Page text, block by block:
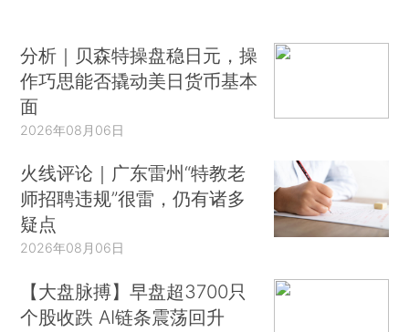
分析｜贝森特操盘稳日元，操
作巧思能否撬动美日货币基本
面
2026年08月06日
火线评论｜广东雷州“特教老
师招聘违规”很雷，仍有诸多
疑点
2026年08月06日
【大盘脉搏】早盘超3700只
个股收跌 AI链条震荡回升